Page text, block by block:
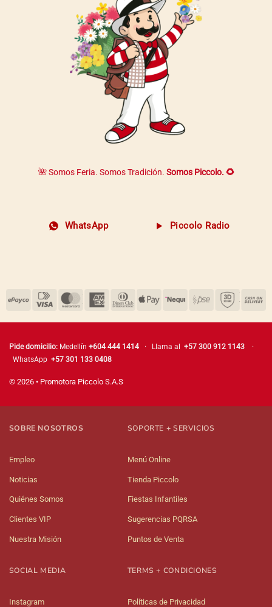
🌺 Somos Feria. Somos Tradición. Somos Piccolo. 🌻
WhatsApp Piccolo Radio
Pide domicilio: Medellín +604 444 1414 · Llama al +57 300 912 1143
·
WhatsApp +57 301 133 0408
© 2026 • Promotora Piccolo S.A.S
SOBRE NOSOTROS
Empleo
Noticias
Quiénes Somos
Clientes VIP
Nuestra Misión
SOPORTE + SERVICIOS
Menú Online
Tienda Piccolo
Fiestas Infantiles
Sugerencias PQRSA
Puntos de Venta
SOCIAL MEDIA
Instagram
TERMS + CONDICIONES
Políticas de Privacidad